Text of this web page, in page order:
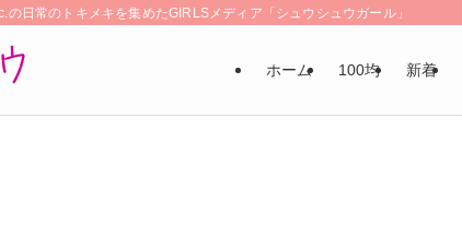
日常のトキメキを集めたGIRLSメディア「シュウシュウガール」
ホーム 100均 新着